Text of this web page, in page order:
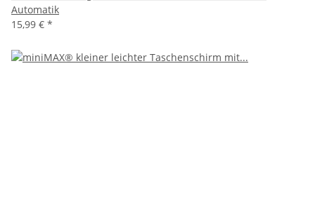
Automatik
15,99 € *